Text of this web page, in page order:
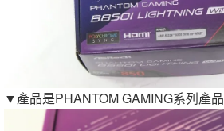
▼產品是PHANTOM GAMING系列產品